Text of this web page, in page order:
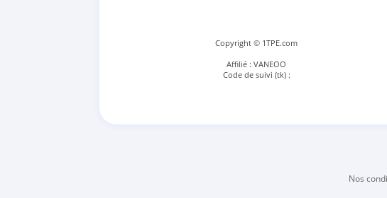
Copyright © 1TPE.com
Affilié : VANEOO
Code de suivi (tk) :
Nos